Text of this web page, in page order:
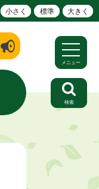
小さく 標準 大きく
メニュー
検索